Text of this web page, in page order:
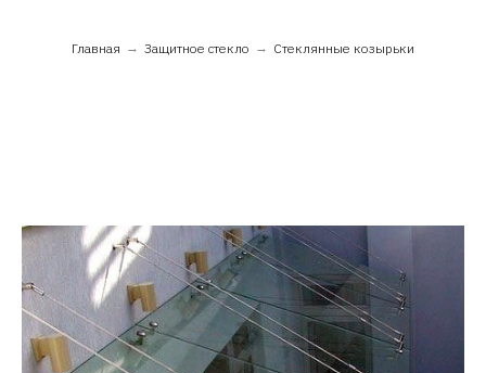
Главная → Защитное стекло → Стеклянные козырьки